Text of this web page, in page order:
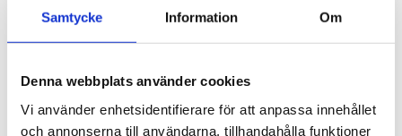
Samtycke Information Om
Denna webbplats använder cookies
Vi använder enhetsidentifierare för att anpassa innehållet
och annonserna till användarna, tillhandahålla funktioner
3 945kr